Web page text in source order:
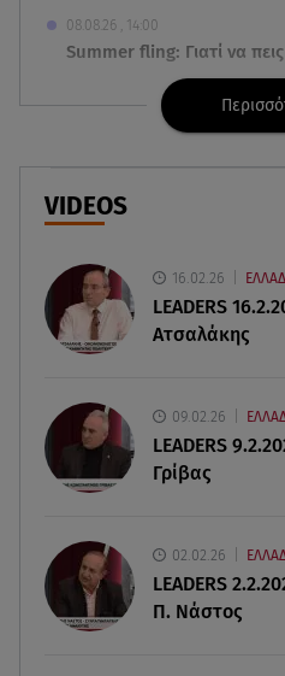
08.08.26 , 14:00
Summer fling: Γιατί να
καλοκαιρινό έρωτα
Αθηνά Οικονομάκου: Οι...
Πάνω από 56.000
από τα λιμάνια της Αττικής
σπηλιά - Φωτογραφίες από
08.08.26 , 13:11
ΑΜΜΟΣ - Η πρώτη
08.08.26 , 13:07
Σέρρες: Απόσπαση
το φονικό τροχαίο
VIDEOS
16.02.26
LEADERS
Ατσαλάκης
09.02.26
LEADERS
Γρίβας
02.02.26
LEADERS
Π. Νάστος